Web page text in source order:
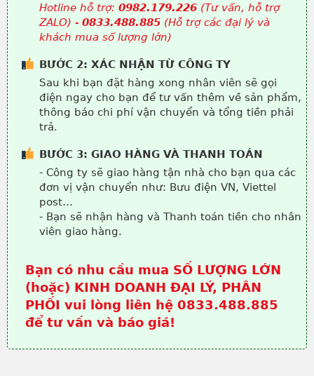
Hotline hỗ trợ: 0982.179.226 (Tư vấn, hỗ trợ
ZALO) - 0833.488.885 (Hỗ trợ các đại lý và
khách mua số lượng lớn)
BƯỚC 2: XÁC NHẬN TỪ CÔNG TY
Sau khi bạn đặt hàng xong nhân viên sẽ gọi
điện ngay cho bạn để tư vấn thêm về sản phẩm,
thông báo chi phí vận chuyển và tổng tiền phải
trả.
BƯỚC 3: GIAO HÀNG VÀ THANH TOÁN
- Công ty sẽ giao hàng tận nhà cho bạn qua các
đơn vị vận chuyển như: Bưu điện VN, Viettel
post…
- Bạn sẽ nhận hàng và Thanh toán tiền cho nhân
viên giao hàng.
Bạn có nhu cầu mua SỐ LƯỢNG LỚN
(hoặc) KINH DOANH ĐẠI LÝ, PHÂN
PHỐI vui lòng liên hệ 0833.488.885
để tư vấn và báo giá!